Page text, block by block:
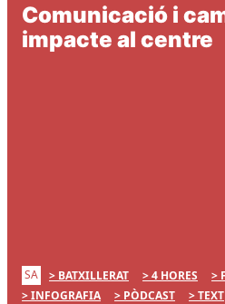
Comunicació i
impacte al centre
SA BATXILLERAT 4 HORES
INFOGRAFIA
PÒDCAST TEXT